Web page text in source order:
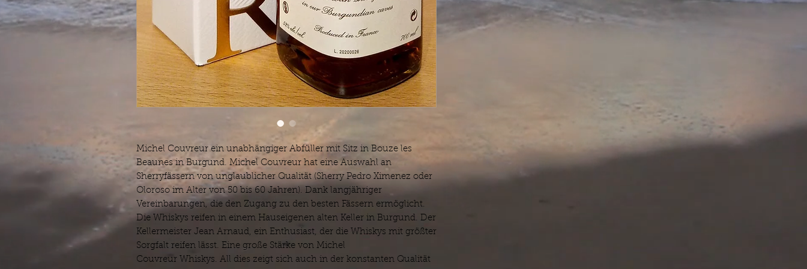
Michel Couvreur ein unabhängiger Abfüller mit Sitz in Bouze les
Beaunes in Burgund. Michel Couvreur hat eine Auswahl an
Sherryfässern von unglaublicher Qualität (Sherry Pedro Ximenez oder
Oloroso im Alter von 50 bis 60 Jahren). Dank langjähriger
Vereinbarungen, die den Zugang zu den besten Fässern ermöglicht.
Die Whiskys reifen in einem Hauseigenen alten Keller in Burgund. Der
Kellermeister Jean Arnaud, ein Enthusiast, der die Whiskys mit größter
Sorgfalt reifen lässt. Eine große Stärke von Michel
Couvreur Whiskys. All dies zeigt sich auch in der konstanten Qualität